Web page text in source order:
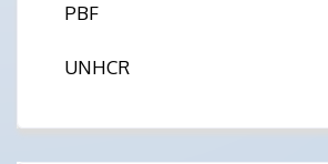
PBF
UNHCR